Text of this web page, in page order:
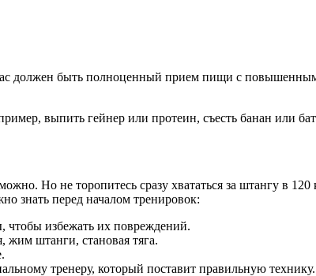
должен быть полноценный прием пищи с
выпить гейнер или протеин, съесть банан или
Но не торопитесь сразу хвататься за штангу в
знать перед началом тренировок:
чтобы избежать их повреждений.
жим штанги, становая тяга.
тренеру, который поставит правильную технику.